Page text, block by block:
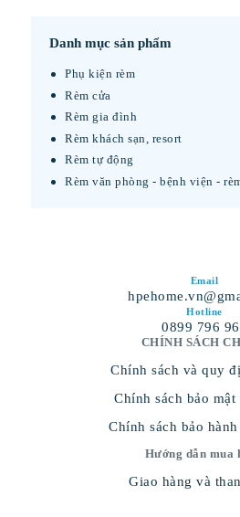
Danh mục sản phẩm
Phụ kiện rèm
Rèm cửa
Rèm gia đình
Rèm khách sạn, resort
Rèm tự động
Rèm văn phòng - bệnh viện -
Email
Hotline
0899 796
CHÍNH SÁCH
Chính sách và quy
Chính sách bảo
Chính sách bảo hành
Hướng dẫn mua
Giao hàng và